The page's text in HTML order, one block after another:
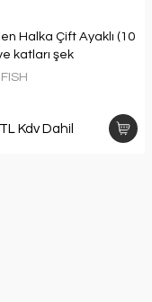
Halka Çift Ayaklı (10
katları şek
Kdv Dahil